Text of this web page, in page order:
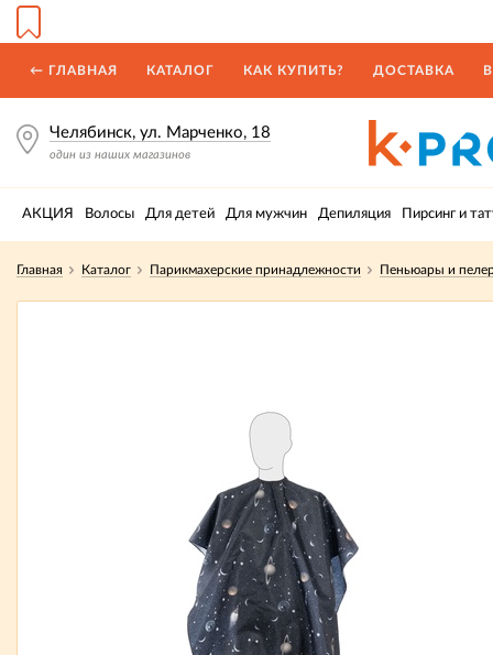
← ГЛАВНАЯ КАТАЛОГ КАК КУПИТЬ? ДОСТАВКА
Челябинск, ул. Марченко, 18
один из наших магазинов
АКЦИЯ Волосы Для детей Для мужчин Депиляция Пирсинг и
Главная Каталог Парикмахерские принадлежности Пеньюары и